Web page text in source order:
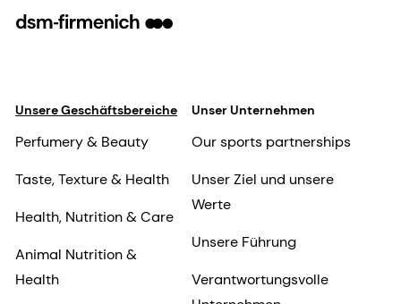
Unsere Geschäftsbereiche
Perfumery & Beauty
Taste, Texture & Health
Health, Nutrition & Care
Animal Nutrition &
Health
Unser Unternehmen
Our sports partnerships
Unser Ziel und unsere
Werte
Unsere Führung
Verantwortungsvolle